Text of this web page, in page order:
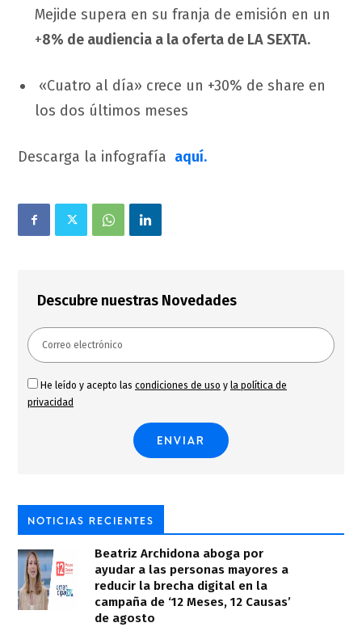
Mejide supera en su franja de emisión en un
+8% de audiencia a la oferta de LA SEXTA.
«Cuatro al día» crece un +30% de share en
los dos últimos meses
Descarga la infografía aquí.
Descubre nuestras Novedades
He leído y acepto las condiciones de uso y la política de
privacidad
NOTICIAS RECIENTES
Beatriz Archidona aboga por
ayudar a las personas mayores a
reducir la brecha digital en la
campaña de ‘12 Meses, 12 Causas’
de agosto